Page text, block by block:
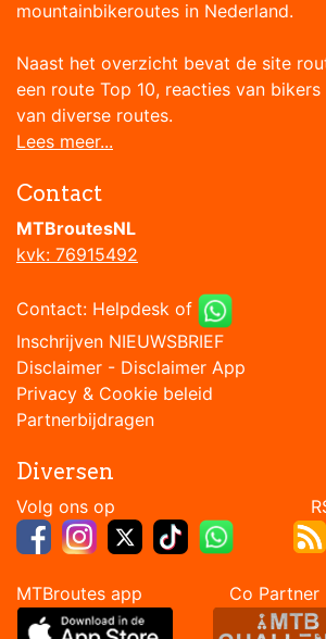
mountainbikeroutes in Nederland.
Naast het overzicht bevat de site
een route Top 10, reacties van
van diverse routes.
Lees meer...
Contact
MTBroutesNL
kvk: 76915492
Contact: Helpdesk of
Inschrijven NIEUWSBRIEF
Disclaimer - Disclaimer App
Privacy & Cookie beleid
Partnerbijdragen
Diversen
Volg ons op
MTBroutes app Co Partner